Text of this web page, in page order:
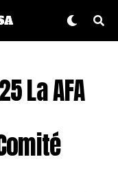
La AFA